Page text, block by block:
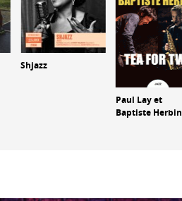
Shjazz
Paul Lay et
Baptiste Herbin